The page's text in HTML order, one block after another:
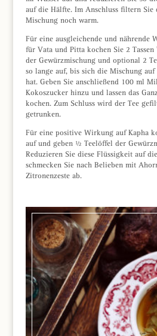
auf die Hälfte. Im Anschluss filtern Sie
Mischung noch warm.
Für eine ausgleichende und nährende
für Vata und Pitta kochen Sie 2
der Gewürzmischung und optional 2
so lange auf, bis sich die Mischung
hat. Geben Sie anschließend 100 ml
Kokoszucker hinzu und lassen das
kochen. Zum Schluss wird der Tee
getrunken.
Für eine positive Wirkung auf Kapha
auf und geben ½ Teelöffel der
Reduzieren Sie diese Flüssigkeit auf
schmecken Sie nach Belieben mit
Zitronenzeste ab.